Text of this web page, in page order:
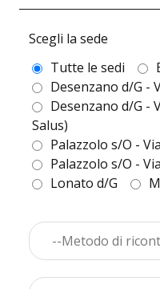
Scegli la sede
Tutte le sedi
Desenzano d/G -
Desenzano d/G -
Salus)
Palazzolo s/O -
Palazzolo s/O -
Lonato d/G